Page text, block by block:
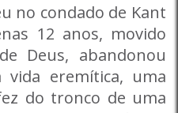
no condado de Kant
12 anos, movido
Deus, abandonou
eremítica, uma
do tronco de uma